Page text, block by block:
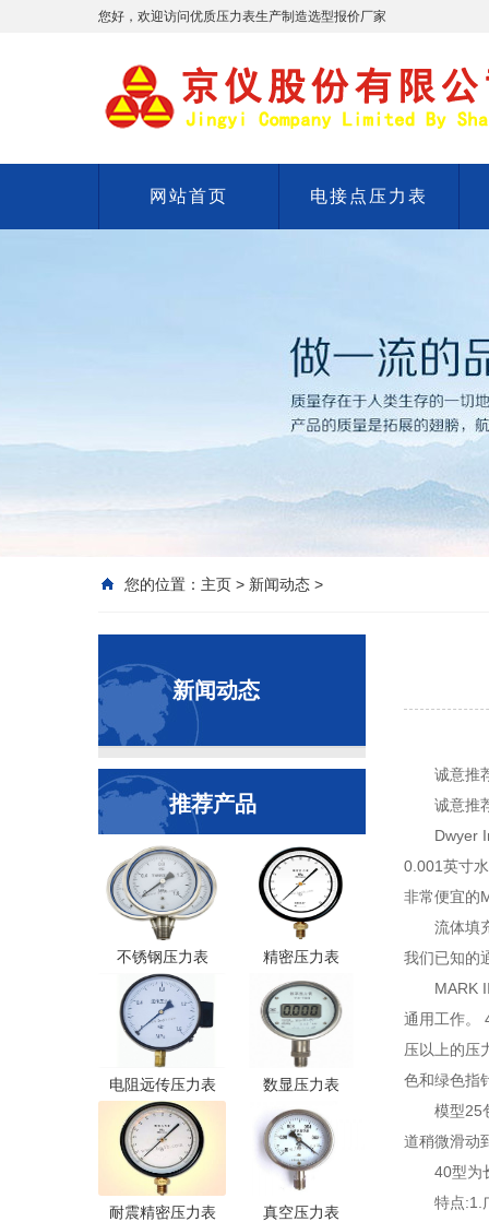
您好，欢迎访问优质压力表生产制造选型报价厂家
网站首页 电接点压力表
您的位置： 主页 > 新闻动态 >
新闻动态
推荐产品
不锈钢压力表 精密压力表
电阻远传压力表 数显压力表
耐震精密压力表 真空压力表
诚意推
诚意推
Dwyer
0.001英寸
非常便宜的
流体填
我们已知的
MARK
通用工作。
压以上的压
色和绿色指
模型25
道稍微滑动
40型为
特点:1.